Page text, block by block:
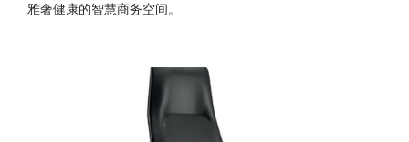
雅奢健康的智慧商务空间。